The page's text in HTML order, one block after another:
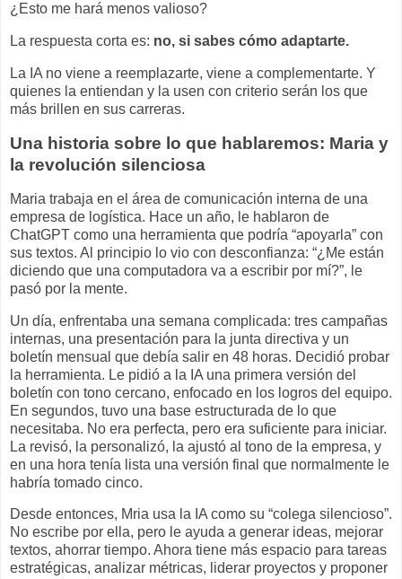
¿Esto me hará menos valioso?
La respuesta corta es: no, si sabes cómo adaptarte.
La IA no viene a reemplazarte, viene a complementarte. Y
quienes la entiendan y la usen con criterio serán los que
más brillen en sus carreras.
Una historia sobre lo que hablaremos: Maria y
la revolución silenciosa
Maria trabaja en el área de comunicación interna de una
empresa de logística. Hace un año, le hablaron de
ChatGPT como una herramienta que podría “apoyarla” con
sus textos. Al principio lo vio con desconfianza: “¿Me están
diciendo que una computadora va a escribir por mí?”, le
pasó por la mente.
Un día, enfrentaba una semana complicada: tres campañas
internas, una presentación para la junta directiva y un
boletín mensual que debía salir en 48 horas. Decidió probar
la herramienta. Le pidió a la IA una primera versión del
boletín con tono cercano, enfocado en los logros del equipo.
En segundos, tuvo una base estructurada de lo que
necesitaba. No era perfecta, pero era suficiente para iniciar.
La revisó, la personalizó, la ajustó al tono de la empresa, y
en una hora tenía lista una versión final que normalmente le
habría tomado cinco.
Desde entonces, Mria usa la IA como su “colega silencioso”.
No escribe por ella, pero le ayuda a generar ideas, mejorar
textos, ahorrar tiempo. Ahora tiene más espacio para tareas
estratégicas, analizar métricas, liderar proyectos y proponer